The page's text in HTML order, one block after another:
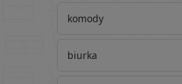
komody
biurka